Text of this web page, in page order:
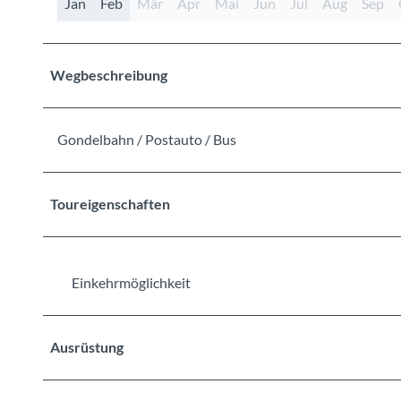
Wegbeschreibung
Gondelbahn / Postauto / Bus
Toureigenschaften
Einkehrmöglichkeit
Ausrüstung